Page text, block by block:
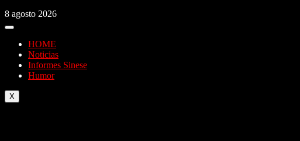
8 agosto 2026
HOME
Noticias
Informes Sinese
Humor
X